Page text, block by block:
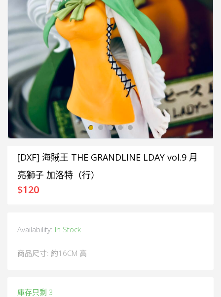
[DXF] 海賊王 THE GRANDLINE LDAY vol.9 月
亮獅子 加洛特（行）
$120
Availability: In Stock
商品尺寸: 約16CM 高
庫存只剩 3